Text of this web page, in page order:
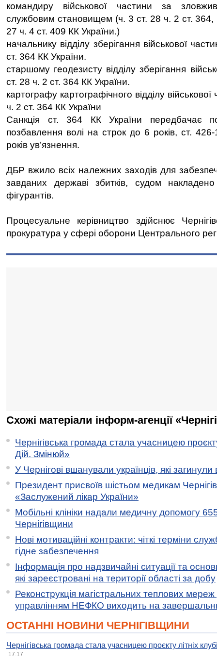
командиру військової частини за
службовим становищем (ч. 3 ст. 28 ч. 2 ст. 364,
27 ч. 4 ст. 409 КК України.)
начальнику відділу зберігання військової
ст. 364 КК України.
старшому геодезисту відділу зберігання
ст. 28 ч. 2 ст. 364 КК України.
картографу картографічного відділу
ч. 2 ст. 364 КК України
Санкція ст. 364 КК України передбачає
позбавлення волі на строк до 6 років, ст.
років ув’язнення.
ДБР вжило всіх належних заходів для
завданих державі збитків, судом
фігурантів.
Процесуальне керівництво здійснює
прокуратура у сфері оборони Центрального
Схожі матеріали інформ-агенції
Чернігівська громада стала учасницею
Дій. Змінюй»
У Чернігові вшанували українців, які загинули
Президент присвоїв шістьом медикам
«Заслужений лікар України»
Мобільні клініки надали медичну допомогу
Чернігівщини
Нові мотиваційні контракти: чіткі терміни
гідне забезпечення
Інформація про надзвичайні ситуації та
які зареєстровані на території області за добу
Реконструкція магістральних теплових мереж
управлінням НЕФКО виходить на
ОСТАННІ НОВИНИ ЧЕРНІГІВЩИНИ
Чернігівська громада стала учасницею проєкту літніх
17:17